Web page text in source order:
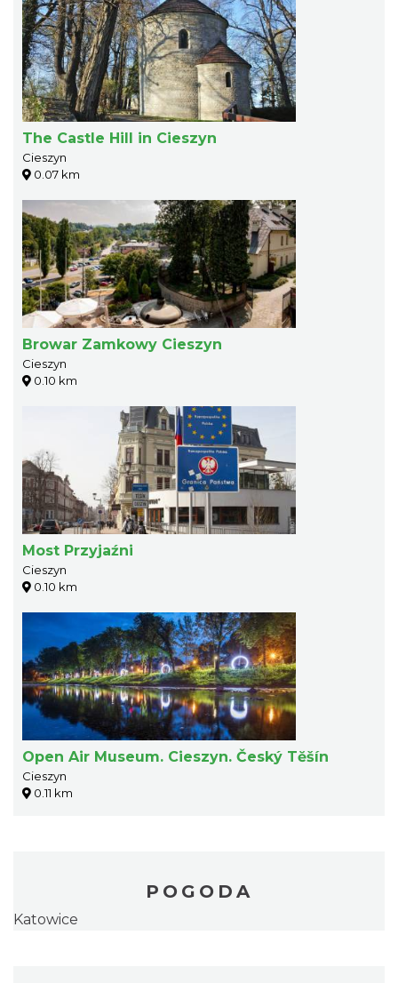
The Castle Hill in Cieszyn
Cieszyn
0.07 km
Browar Zamkowy Cieszyn
Cieszyn
0.10 km
Most Przyjaźni
Cieszyn
0.10 km
Open Air Museum. Cieszyn. Český Tĕšín
Cieszyn
0.11 km
POGODA
Katowice